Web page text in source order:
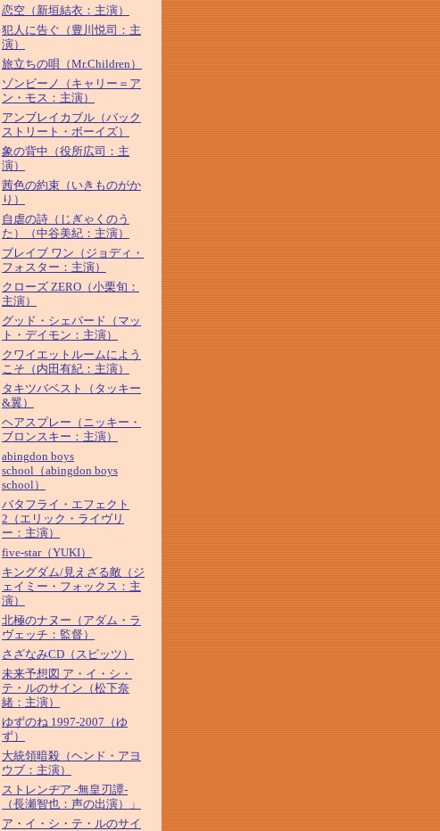
恋空（新垣結衣：主演）
犯人に告ぐ（豊川悦司：主
演）
旅立ちの唄（Mr.Children）
ゾンビーノ（キャリー＝ア
ン・モス：主演）
アンブレイカブル（バック
ストリート・ボーイズ）
象の背中（役所広司：主
演）
茜色の約束（いきものがか
り）
自虐の詩（じぎゃくのう
た）（中谷美紀：主演）
ブレイブ ワン（ジョディ・
フォスター：主演）
クローズ ZERO（小栗旬：
主演）
グッド・シェパード（マッ
ト・デイモン：主演）
クワイエットルームによう
こそ（内田有紀：主演）
タキツバベスト（タッキー
&翼）
ヘアスプレー（ニッキー・
ブロンスキー：主演）
abingdon boys
school（abingdon boys
school）
バタフライ・エフェクト
2（エリック・ライヴリ
ー：主演）
five-star（YUKI）
キングダム/見えざる敵（ジ
ェイミー・フォックス：主
演）
北極のナヌー（アダム・ラ
ヴェッチ：監督）
さざなみCD（スピッツ）
未来予想図 ア・イ・シ・
テ・ルのサイン（松下奈
緒：主演）
ゆずのね 1997-2007（ゆ
ず）
大統領暗殺（ヘンド・アヨ
ウブ：主演）
ストレンヂア -無皇刃譚-
（長瀬智也：声の出演）」
ア・イ・シ・テ・ルのサイ